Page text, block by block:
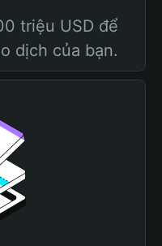
triệu USD để
dịch của bạn.